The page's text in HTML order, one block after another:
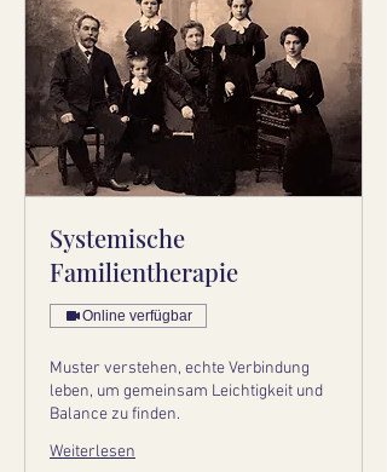
Systemische
Familientherapie
Online verfügbar
Muster verstehen, echte Verbindung
leben, um gemeinsam Leichtigkeit und
Balance zu finden.
Weiterlesen